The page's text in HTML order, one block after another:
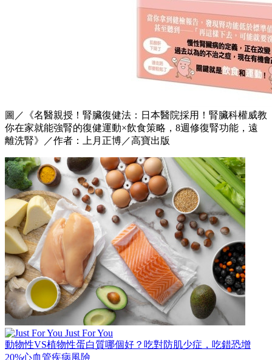
圖／《名醫親授！腎臟復健法：日本醫院採用！腎臟科權威教
你在家就能強腎的復健運動×飲食策略，8週修復腎功能，遠
離洗腎》／作者：上月正博／高寶出版
Just For You
動物性VS植物性蛋白質哪個好？吃對防肌少症，吃錯恐增
20%心血管疾病風險